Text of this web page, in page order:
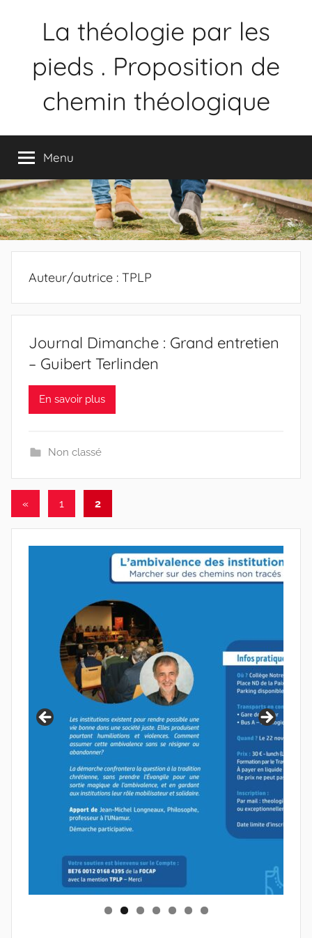
La théologie par les
pieds . Proposition de
chemin théologique
chemin
théologique
Menu
Auteur/autrice : TPLP
Journal Dimanche : Grand entretien
– Guibert Terlinden
En savoir plus
Non classé
« 1 2